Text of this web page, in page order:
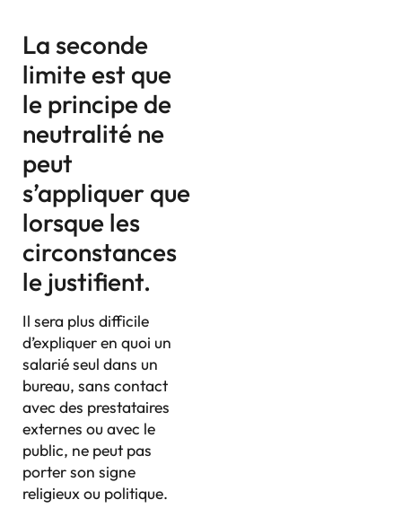
La seconde
limite est que
le principe de
neutralité ne
peut
s’appliquer que
lorsque les
circonstances
le justifient.
Il sera plus difficile
d’expliquer en quoi un
salarié seul dans un
bureau, sans contact
avec des prestataires
externes ou avec le
public, ne peut pas
porter son signe
religieux ou politique.